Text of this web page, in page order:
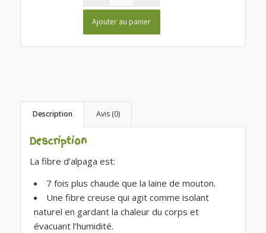
Ajouter au panier
Description Avis (0)
Description
La fibre d’alpaga est:
7 fois plus chaude que la laine de mouton.
Une fibre creuse qui agit comme isolant
naturel en gardant la chaleur du corps et
évacuant l’humidité.